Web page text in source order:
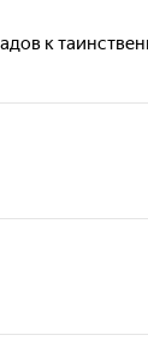
к
в
уникального
страна в
что делает её
страна в